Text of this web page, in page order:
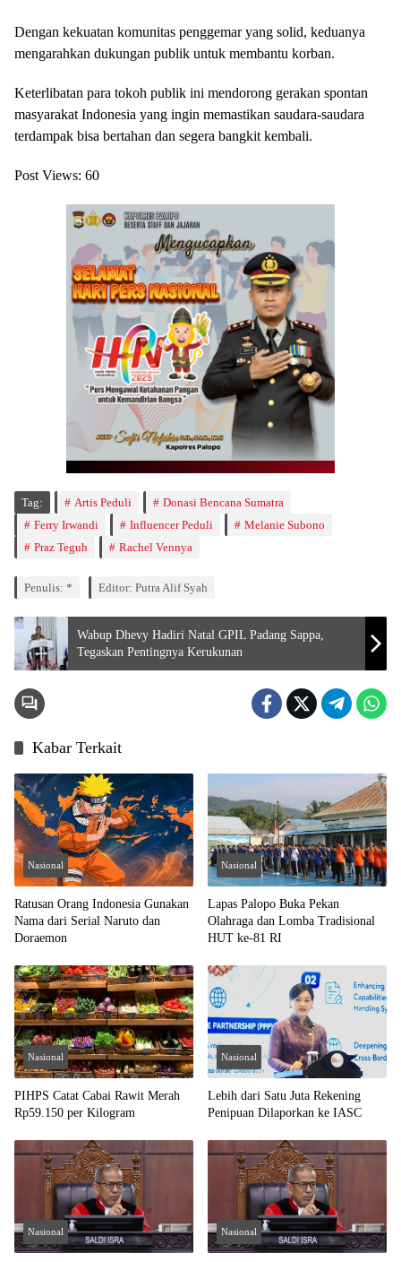
Dengan kekuatan komunitas penggemar yang solid, keduanya
mengarahkan dukungan publik untuk membantu korban.
Keterlibatan para tokoh publik ini mendorong gerakan spontan
masyarakat Indonesia yang ingin memastikan saudara-saudara
terdampak bisa bertahan dan segera bangkit kembali.
Post Views: 60
Tag: Artis Peduli
Donasi Bencana Sumatra
Ferry Irwandi
Influencer Peduli
Melanie Subono
Praz Teguh
Rachel Vennya
Penulis: * Editor: Putra Alif Syah
Wabup Dhevy Hadiri Natal GPIL Padang Sappa,
Tegaskan Pentingnya Kerukunan
Kabar Terkait
Nasional
Ratusan Orang Indonesia Gunakan
Nama dari Serial Naruto dan
Doraemon
Nasional
Lapas Palopo Buka Pekan
Olahraga dan Lomba Tradisional
HUT ke-81 RI
Nasional
PIHPS Catat Cabai Rawit Merah
Rp59.150 per Kilogram
Nasional
Lebih dari Satu Juta Rekening
Penipuan Dilaporkan ke IASC
Nasional Nasional